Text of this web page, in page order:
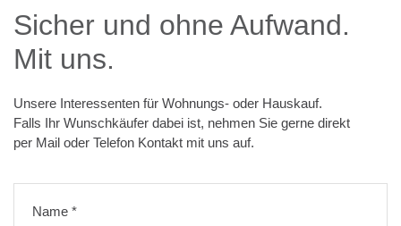
Sicher und ohne Aufwand.
Mit uns.
Unsere Interessenten für Wohnungs- oder Hauskauf.
Falls Ihr Wunschkäufer dabei ist, nehmen Sie gerne direkt
per Mail oder Telefon Kontakt mit uns auf.
Name *